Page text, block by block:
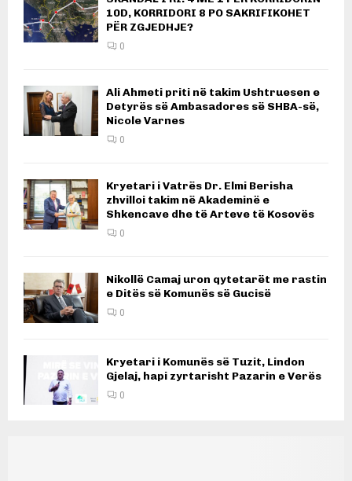
10D, KORRIDORI 8 PO SAKRIFIKOHET
PËR ZGJEDHJE?
0
Ali Ahmeti priti në takim Ushtruesen e
Detyrës së Ambasadores së SHBA-së,
Nicole Varnes
0
Kryetari i Vatrës Dr. Elmi Berisha
zhvilloi takim në Akademinë e
Shkencave dhe të Arteve të Kosovës
0
Nikollë Camaj uron qytetarët me rastin
e Ditës së Komunës së Gucisë
0
Kryetari i Komunës së Tuzit, Lindon
Gjelaj, hapi zyrtarisht Pazarin e Verës
0